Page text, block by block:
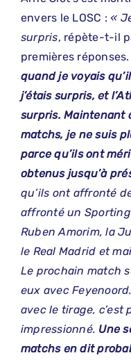
envers le LOSC : «
surpris, répète-t-il
premières réponses.
quand je voyais
j’étais surpris, et
surpris. Maintenant
matchs, je ne suis
parce qu’ils ont
obtenus jusqu’à
qu’ils ont affronté
affronté un
Ruben Amorim, la
le Real Madrid et
Le prochain match
eux avec
avec le tirage, c’est
impressionné. Une
matchs en dit